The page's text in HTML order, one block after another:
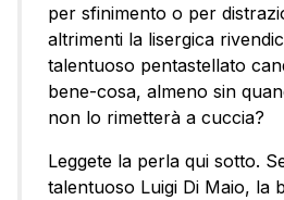
per sfinimento o per
altrimenti la lisergica
talentuoso pentastellato
bene-cosa, almeno sin
non lo rimetterà a cuccia?
Leggete la perla qui sotto.
talentuoso Luigi Di Maio, la